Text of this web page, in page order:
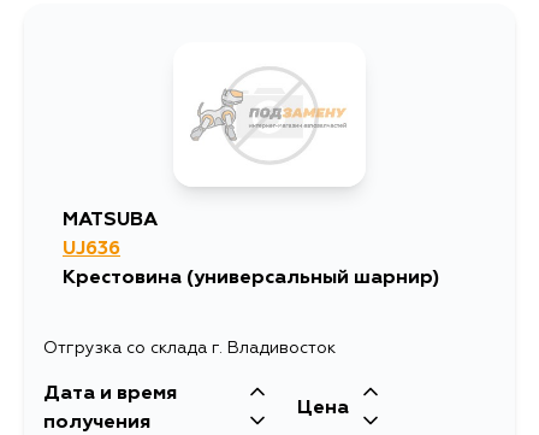
MATSUBA
UJ636
Крестовина (универсальный шарнир)
Отгрузка со склада г. Владивосток
Дата и время
получения
Цена